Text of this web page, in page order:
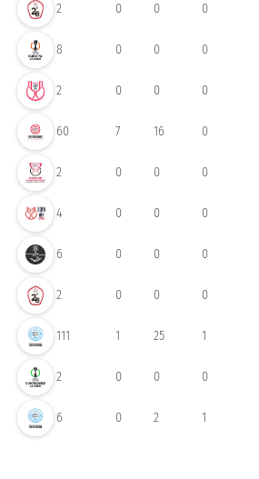
2 0 0 0
8 0 0 0
2 0 0 0
60 7 16 0
2 0 0 0
4 0 0 0
6 0 0 0
2 0 0 0
111 1 25 1
2 0 0 0
6 0 2 1